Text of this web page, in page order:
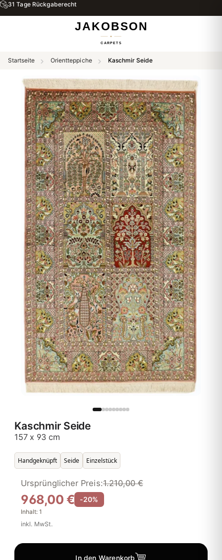
31 Tage Rückgaberecht
Startseite Orientteppiche Kaschmir Seide
Kaschmir Seide
157 x 93 cm
Handgeknüpft Seide Einzelstück
968,00 €
Ursprünglicher Preis:1.210,00 €
-20%
Inhalt:1
inkl. MwSt.
In den Warenkorb